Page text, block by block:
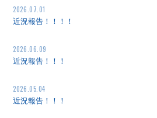
2026.07.01
近況報告！！！！
2026.06.09
近況報告！！！
2026.05.04
近況報告！！！